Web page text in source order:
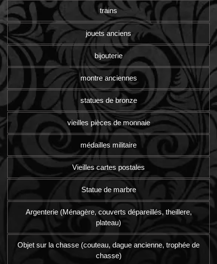
trains
jouets anciens
bijouterie
montre anciennes
statues de bronze
vieilles pièces de monnaie
médailles militaire
Vieilles cartes postales
Statue de marbre
Argenterie (Ménagère, couverts dépareillés, theillere,
plateau)
Objet sur la chasse (couteau, dague ancienne, trophée de
chasse)